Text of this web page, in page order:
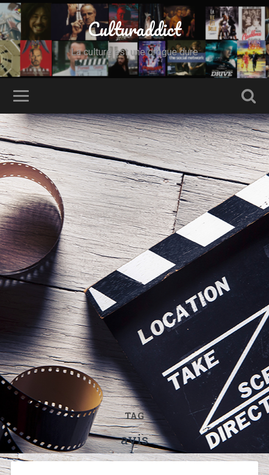
Culturaddict
La culture est une drogue dure
TAG
avis